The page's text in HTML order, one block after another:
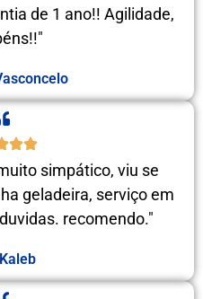
de 1 ano!! Agilidade,
simpático, viu se
geladeira, serviço em
recomendo."